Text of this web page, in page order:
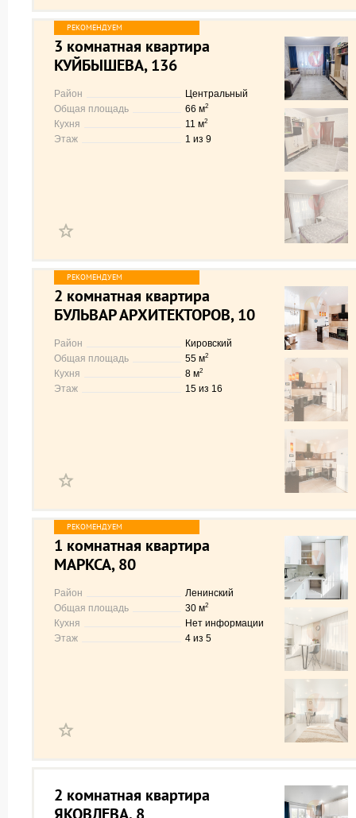
3 комнатная квартира
КУЙБЫШЕВА, 136
Район
Центральный
Общая площадь
66 м2
Кухня 11 м2
Этаж 1 из 9
2 комнатная квартира
БУЛЬВАР АРХИТЕКТОРОВ, 10
Район
Кировский
Общая площадь
55 м2
Кухня 8 м2
Этаж 15 из 16
1 комнатная квартира
МАРКСА, 80
Район
Ленинский
Общая площадь
30 м2
Кухня
Нет информации
Этаж
4 из 5
2 комнатная квартира